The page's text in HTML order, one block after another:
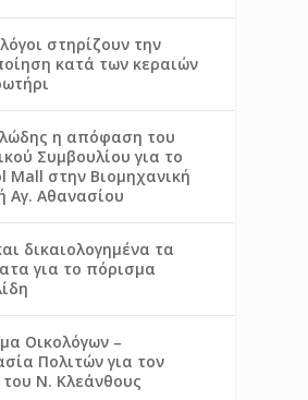
στηρίζουν την
κατά των κεραιών
η απόφαση του
Συμβουλίου για το
Mall στην Βιομηχανική
Αγ. Αθανασίου
δικαιολογημένα τα
για το πόρισμα
Οικολόγων –
Πολιτών για τον
Ν. Κλεάνθους